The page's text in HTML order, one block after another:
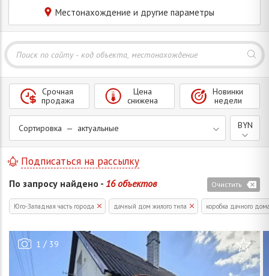
Местонахождение и другие параметры
Сортировка — актуальные
Срочная
продажа
Цена
снижена
Новинки
недели
BYN
По запросу найдено - 16 объектов Очистить
Подписаться на рассылку
Юго-Западная часть города дачный дом жилого типа коробка дачного
1 / 39